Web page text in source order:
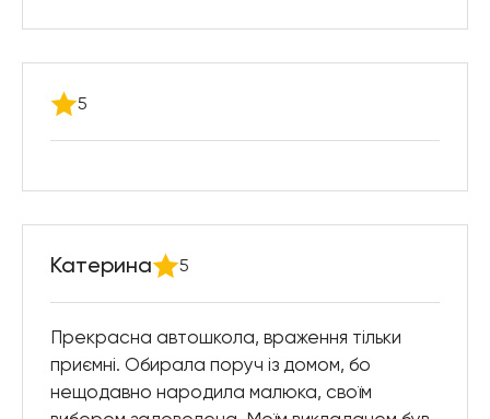
5
Катерина 5
Прекрасна автошкола, враження тільки
приємні. Обирала поруч із домом, бо
нещодавно народила малюка, своїм